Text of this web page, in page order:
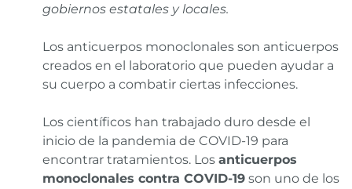
gobiernos estatales y locales.
Los anticuerpos monoclonales son anticuerpos
creados en el laboratorio que pueden ayudar a
su cuerpo a combatir ciertas infecciones.
Los científicos han trabajado duro desde el
inicio de la pandemia de COVID-19 para
encontrar tratamientos. Los anticuerpos
monoclonales contra COVID-19son uno de los